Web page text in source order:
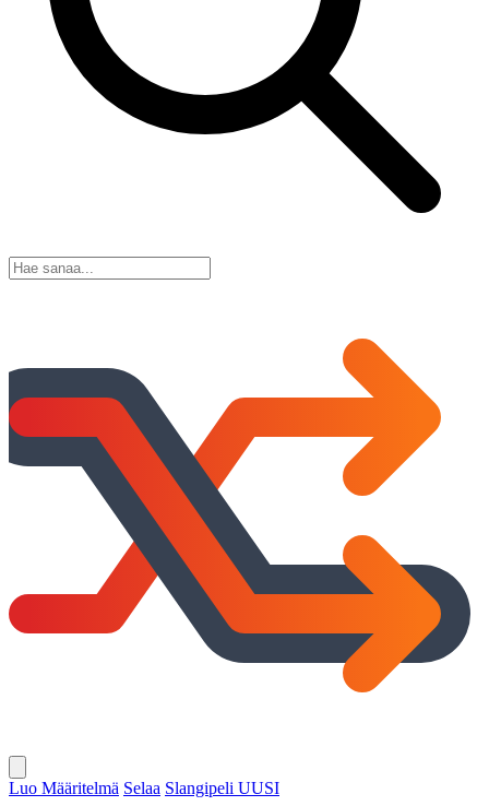
Luo Määritelmä Selaa Slangipeli UUSI